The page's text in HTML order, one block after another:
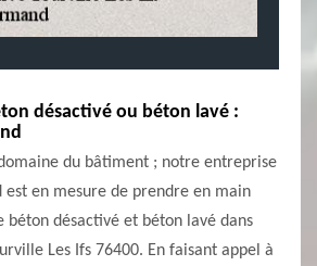
désactivé ou béton lavé :
du bâtiment ; notre entreprise
est en mesure de prendre en main
béton désactivé et béton lavé dans
Les Ifs 76400. En faisant appel à